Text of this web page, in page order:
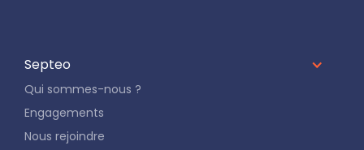
Septeo
Qui sommes-nous ?
Engagements
Nous rejoindre